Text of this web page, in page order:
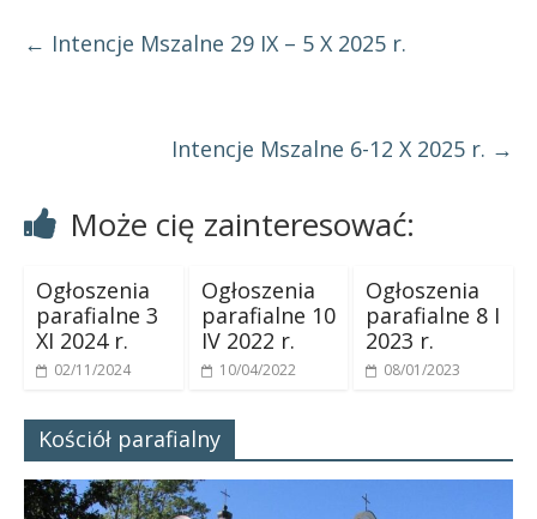
← Intencje Mszalne 29 IX – 5 X 2025 r.
Intencje Mszalne 6-12 X 2025 r. →
Może cię zainteresować:
Ogłoszenia
parafialne 3
XI 2024 r.
02/11/2024
Ogłoszenia
parafialne 10
IV 2022 r.
10/04/2022
Ogłoszenia
parafialne 8 I
2023 r.
08/01/2023
Kościół parafialny